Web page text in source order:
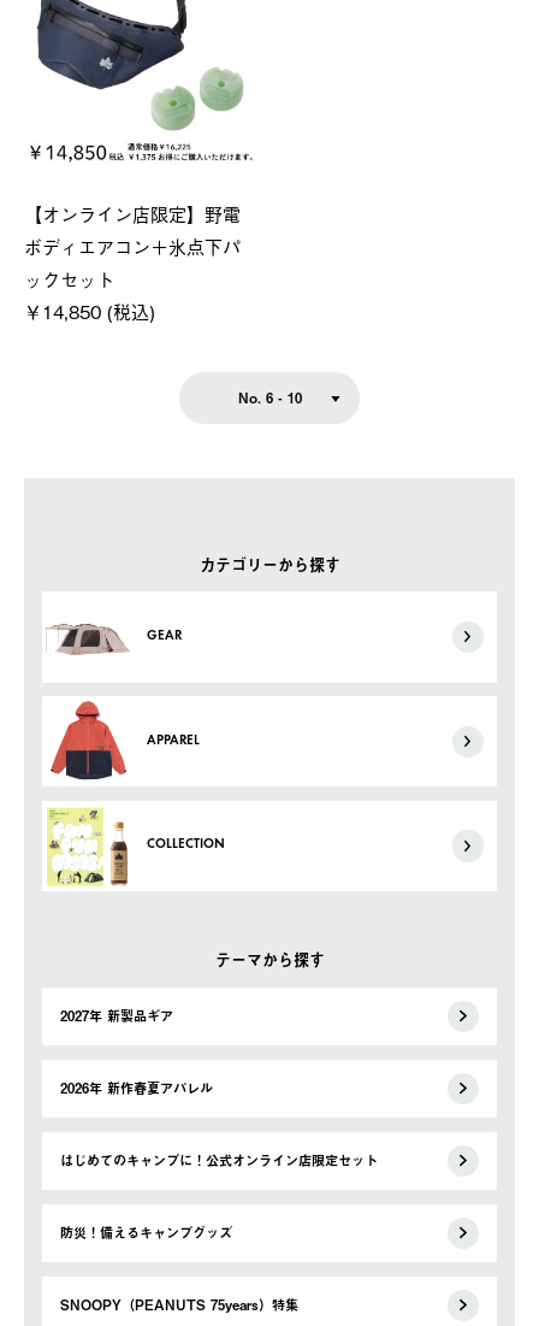
カテゴリーから探す
GEAR
APPAREL
COLLECTION
テーマから探す
2027年 新製品ギア
2026年 新作春夏アパレル
はじめてのキャンプに！公式オンライン店限定セット
防災！備えるキャンプグッズ
SNOOPY（PEANUTS 75years）特集
【オンライン店限定】野電
ボディエアコン＋氷点下パ
ックセット
￥14,850 (税込)
No. 6 - 10